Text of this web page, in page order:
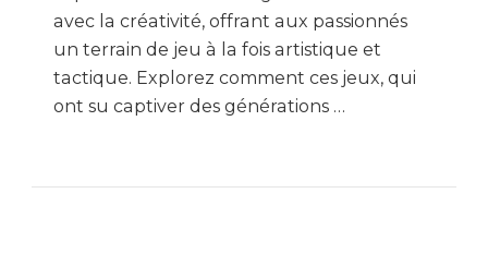
avec la créativité, offrant aux passionnés
un terrain de jeu à la fois artistique et
tactique. Explorez comment ces jeux, qui
ont su captiver des générations …